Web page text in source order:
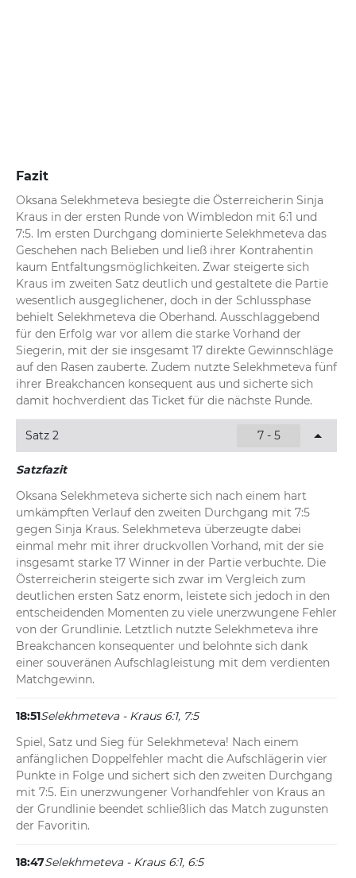
Fazit
Oksana Selekhmeteva besiegte die Österreicherin Sinja
Kraus in der ersten Runde von Wimbledon mit 6:1 und
7:5. Im ersten Durchgang dominierte Selekhmeteva das
Geschehen nach Belieben und ließ ihrer Kontrahentin
kaum Entfaltungsmöglichkeiten. Zwar steigerte sich
Kraus im zweiten Satz deutlich und gestaltete die Partie
wesentlich ausgeglichener, doch in der Schlussphase
behielt Selekhmeteva die Oberhand. Ausschlaggebend
für den Erfolg war vor allem die starke Vorhand der
Siegerin, mit der sie insgesamt 17 direkte Gewinnschläge
auf den Rasen zauberte. Zudem nutzte Selekhmeteva fünf
ihrer Breakchancen konsequent aus und sicherte sich
damit hochverdient das Ticket für die nächste Runde.
Satz 2 7 - 5
Satzfazit
Oksana Selekhmeteva sicherte sich nach einem hart
umkämpften Verlauf den zweiten Durchgang mit 7:5
gegen Sinja Kraus. Selekhmeteva überzeugte dabei
einmal mehr mit ihrer druckvollen Vorhand, mit der sie
insgesamt starke 17 Winner in der Partie verbuchte. Die
Österreicherin steigerte sich zwar im Vergleich zum
deutlichen ersten Satz enorm, leistete sich jedoch in den
entscheidenden Momenten zu viele unerzwungene Fehler
von der Grundlinie. Letztlich nutzte Selekhmeteva ihre
Breakchancen konsequenter und belohnte sich dank
einer souveränen Aufschlagleistung mit dem verdienten
Matchgewinn.
18:51Selekhmeteva - Kraus 6:1, 7:5
Spiel, Satz und Sieg für Selekhmeteva! Nach einem
anfänglichen Doppelfehler macht die Aufschlägerin vier
Punkte in Folge und sichert sich den zweiten Durchgang
mit 7:5. Ein unerzwungener Vorhandfehler von Kraus an
der Grundlinie beendet schließlich das Match zugunsten
der Favoritin.
18:47Selekhmeteva - Kraus 6:1, 6:5